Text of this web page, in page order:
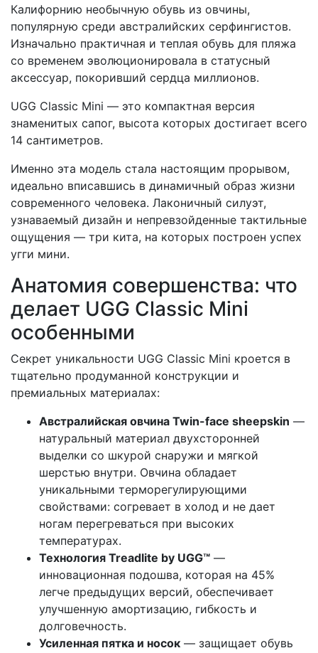
Калифорнию необычную обувь из овчины,
популярную среди австралийских серфингистов.
Изначально практичная и теплая обувь для пляжа
со временем эволюционировала в статусный
аксессуар, покоривший сердца миллионов.
UGG Classic Mini — это компактная версия
знаменитых сапог, высота которых достигает всего
14 сантиметров.
Именно эта модель стала настоящим прорывом,
идеально вписавшись в динамичный образ жизни
современного человека. Лаконичный силуэт,
узнаваемый дизайн и непревзойденные тактильные
ощущения — три кита, на которых построен успех
угги мини.
Анатомия совершенства: что
делает UGG Classic Mini
особенными
Секрет уникальности UGG Classic Mini кроется в
тщательно продуманной конструкции и
премиальных материалах:
Австралийская овчина Twin-face sheepskin —
натуральный материал двухсторонней
выделки со шкурой снаружи и мягкой
шерстью внутри. Овчина обладает
уникальными терморегулирующими
свойствами: согревает в холод и не дает
ногам перегреваться при высоких
температурах.
Технология Treadlite by UGG™ —
инновационная подошва, которая на 45%
легче предыдущих версий, обеспечивает
улучшенную амортизацию, гибкость и
долговечность.
Усиленная пятка и носок — защищает обувь